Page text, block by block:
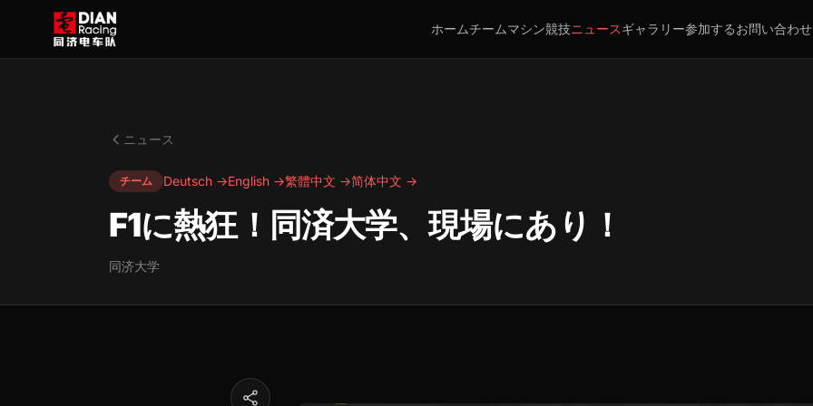
ホームチームマシン競技ニュースギャラリー参加するお問い合わせ
ニュース
チーム Deutsch →English →繁體中文 →简体中文 →
F1に熱狂！同済大学、現場にあり！
同济大学